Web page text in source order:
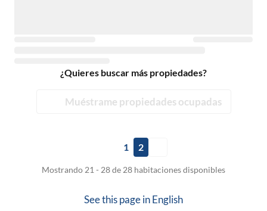
¿Quieres buscar más propiedades?
Muéstrame propiedades ocupadas
1 2
Mostrando 21 - 28 de 28 habitaciones disponibles
See this page inEnglish